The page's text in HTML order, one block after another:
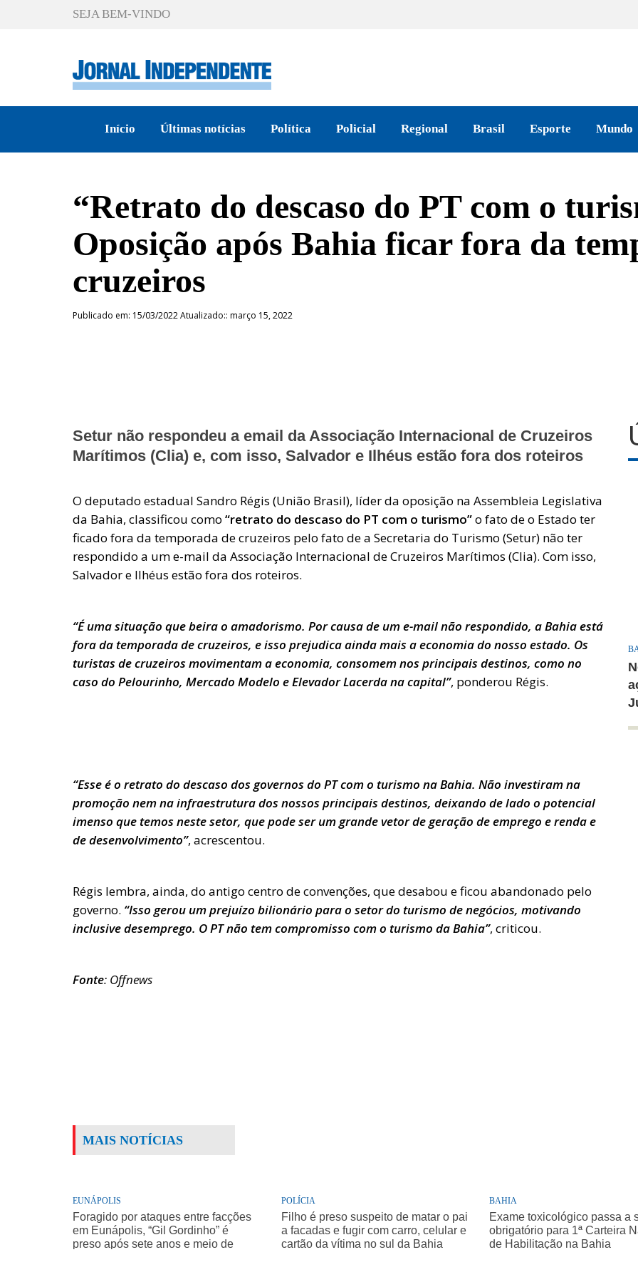
SEJA BEM-VINDO
Início Últimas notícias Política Policial Regional Brasil Esporte Mundo
“Retrato do descaso do PT com o
Oposição após Bahia ficar fora da
cruzeiros
Publicado em: 15/03/2022 Atualizado:: março 15, 2022
Setur não respondeu a email da Associação Internacional de Cruzeiros
Marítimos (Clia) e, com isso, Salvador e Ilhéus estão fora dos roteiros
O deputado estadual Sandro Régis (União Brasil), líder da oposição na Assembleia Legislativa
da Bahia, classificou como “retrato do descaso do PT com o turismo”o fato de o Estado ter
ficado fora da temporada de cruzeiros pelo fato de a Secretaria do Turismo (Setur) não ter
respondido a um e-mail da Associação Internacional de Cruzeiros Marítimos (Clia). Com isso,
Salvador e Ilhéus estão fora dos roteiros.
“É uma situação que beira o amadorismo. Por causa de um e-mail não respondido, a Bahia está
fora da temporada de cruzeiros, e isso prejudica ainda mais a economia do nosso estado. Os
turistas de cruzeiros movimentam a economia, consomem nos principais destinos, como no
caso do Pelourinho, Mercado Modelo e Elevador Lacerda na capital”, ponderou Régis.
“Esse é o retrato do descaso dos governos do PT com o turismo na Bahia. Não investiram na
promoção nem na infraestrutura dos nossos principais destinos, deixando de lado o potencial
imenso que temos neste setor, que pode ser um grande vetor de geração de emprego e renda e
de desenvolvimento”, acrescentou.
Régis lembra, ainda, do antigo centro de convenções, que desabou e ficou abandonado pelo
governo. “Isso gerou um prejuízo bilionário para o setor do turismo de negócios, motivando
inclusive desemprego. O PT não tem compromisso com o turismo da Bahia”, criticou.
Fonte: Offnews
MAIS NOTÍCIAS
EUNÁPOLIS
Foragido por ataques entre facções
em Eunápolis, “Gil Gordinho” é
preso após sete anos e meio de
POLÍCIA
Filho é preso suspeito de matar o pai
a facadas e fugir com carro, celular e
cartão da vítima no sul da Bahia
BAHIA
Exame toxicológico passa a
obrigatório para 1ª Carteira
de Habilitação na Bahia